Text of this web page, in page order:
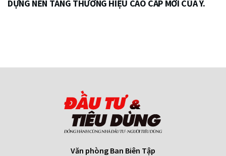
DỰNG NỀN TẢNG THƯƠNG HIỆU CAO CẤP MỚI CỦA Ý.
Văn phòng Ban Biên Tập